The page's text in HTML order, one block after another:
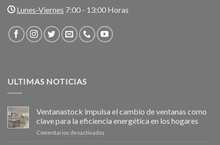
Lunes-Viernes 7:00 - 13:00 Horas
ULTIMAS NOTICIAS
Ventanastock impulsa el cambio de ventanas como
clave para la eficiencia energética en los hogares
Comentarios desactivados